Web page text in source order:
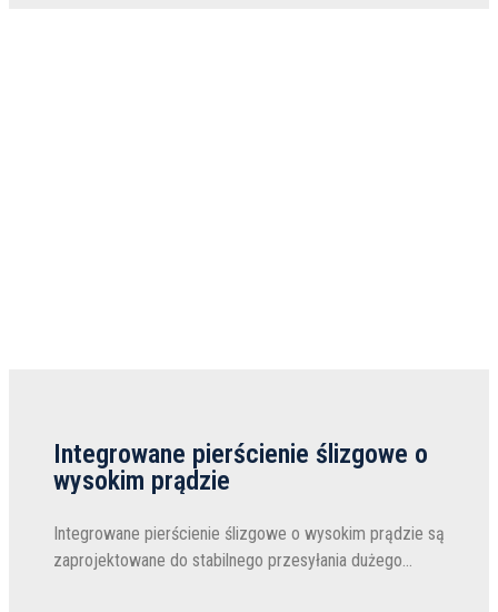
Integrowane pierścienie ślizgowe o
wysokim prądzie
Integrowane pierścienie ślizgowe o wysokim prądzie są
zaprojektowane do stabilnego przesyłania dużego